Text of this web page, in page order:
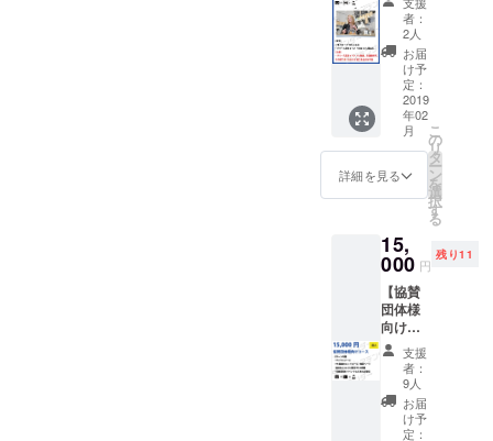
とは別
です。
・限定
FB希望
の際は
個人で
「みな
さま向
支援を
お願い
告知の
みにな
ります
・リ
リース
記念イ
ベント
は飲
食、お
酒提供
可、そ
橋）
【こん
な方に
おすす
め】 ・
一緒に
リリー
ス時の
トを
祝って
「アテ
ン
ダー」
を共に
盛り上
げてく
れる方
・代
表、宮
城の地
元であ
旅プラ
ン進呈
・リ
リース
記念イ
ベント
（開発
秘話 / 開
発者交
流会）
を貸し
切っ
て、沖
縄を感
じる飲
み会参
加権
（板橋
区中板
橋）
【こん
テン
ダー支
援者様
限定グ
ルー
プ」FB
グルー
プ招待
・開発
チーム
ン進呈
・リ
リース
記念イ
ベント
（開発
秘話 / 開
発者交
流会）
・代
表、宮
城浩を
サー
枠】 ・
サンク
スメー
ル ・FB
グルー
プに宣
伝投稿
（1~3種
類） ・
リリー
ス記念
ト商品
設置＆
宣伝
（チラ
シorパ
ネル設
置可、
販売
可） ・
リリー
ス記念
イベン
者：
2人
お届
け予
定：
2019
年02
月
詳細を見る
こ
の
リ
タ
ー
ン
を
選
択
す
る
15,
000 円
残り11
【協賛
団体様
向け】
Special
Thanks
・サン
クス
メール
・PR動
支援
者：
9人
お届
け予
定：